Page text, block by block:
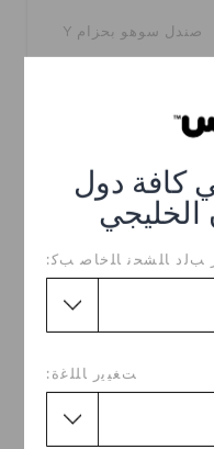
كافة دول
ﺐﻟﺩ ﺎﻠﺸﺤﻧ ﺎﻠﺧﺎﺻ ﺐﻛ:
ﺖﻐﻴﻳﺭ ﺎﻠﻠﻏﺓ:
صندل سوهو بحزام Y
25% خصم